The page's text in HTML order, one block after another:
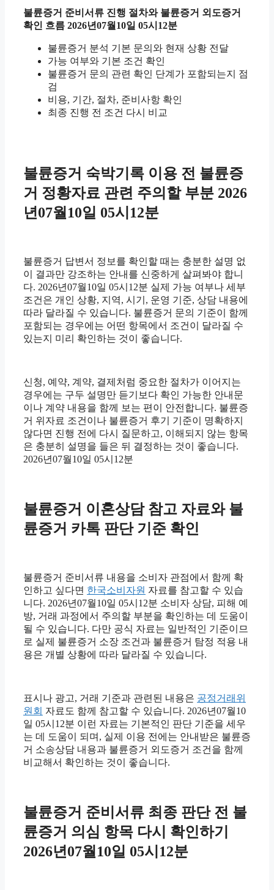
불륜증거 준비서류 진행 절차와 불륜증거 외도증거
확인 흐름 2026년07월10일 05시12분
불륜증거 분석 기본 문의와 현재 상황 전달
가능 여부와 기본 조건 확인
불륜증거 문의 관련 확인 단계가 포함되는지 점
검
비용, 기간, 절차, 준비사항 확인
최종 진행 전 조건 다시 비교
불륜증거 숙박기록 이용 전 불륜증
거 정황자료 관련 주의할 부분 2026
년07월10일 05시12분
불륜증거 답변서 정보를 확인할 때는 충분한 설명 없
이 결과만 강조하는 안내를 신중하게 살펴봐야 합니
다. 2026년07월10일 05시12분 실제 가능 여부나 세부
조건은 개인 상황, 지역, 시기, 운영 기준, 상담 내용에
따라 달라질 수 있습니다. 불륜증거 문의 기준이 함께
포함되는 경우에는 어떤 항목에서 조건이 달라질 수
있는지 미리 확인하는 것이 좋습니다.
신청, 예약, 계약, 결제처럼 중요한 절차가 이어지는
경우에는 구두 설명만 듣기보다 확인 가능한 안내문
이나 계약 내용을 함께 보는 편이 안전합니다. 불륜증
거 위자료 조건이나 불륜증거 후기 기준이 명확하지
않다면 진행 전에 다시 질문하고, 이해되지 않는 항목
은 충분히 설명을 들은 뒤 결정하는 것이 좋습니다.
2026년07월10일 05시12분
불륜증거 이혼상담 참고 자료와 불
륜증거 카톡 판단 기준 확인
불륜증거 준비서류 내용을 소비자 관점에서 함께 확
인하고 싶다면 한국소비자원 자료를 참고할 수 있습
니다. 2026년07월10일 05시12분 소비자 상담, 피해 예
방, 거래 과정에서 주의할 부분을 확인하는 데 도움이
될 수 있습니다. 다만 공식 자료는 일반적인 기준이므
로 실제 불륜증거 소장 조건과 불륜증거 탐정 적용 내
용은 개별 상황에 따라 달라질 수 있습니다.
표시나 광고, 거래 기준과 관련된 내용은 공정거래위
원회 자료도 함께 참고할 수 있습니다. 2026년07월10
일 05시12분 이런 자료는 기본적인 판단 기준을 세우
는 데 도움이 되며, 실제 이용 전에는 안내받은 불륜증
거 소송상담 내용과 불륜증거 외도증거 조건을 함께
비교해서 확인하는 것이 좋습니다.
불륜증거 준비서류 최종 판단 전 불
륜증거 의심 항목 다시 확인하기
2026년07월10일 05시12분